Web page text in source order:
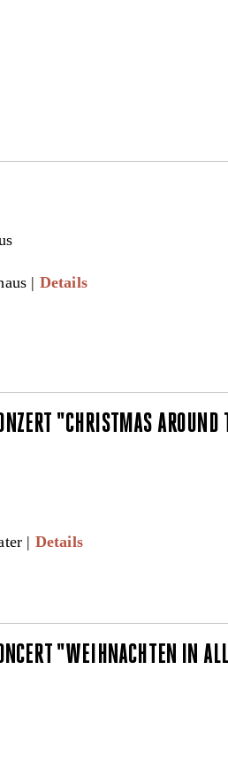
| Details
"CHRISTMAS AROUND
| Details
"WEIHNACHTEN IN